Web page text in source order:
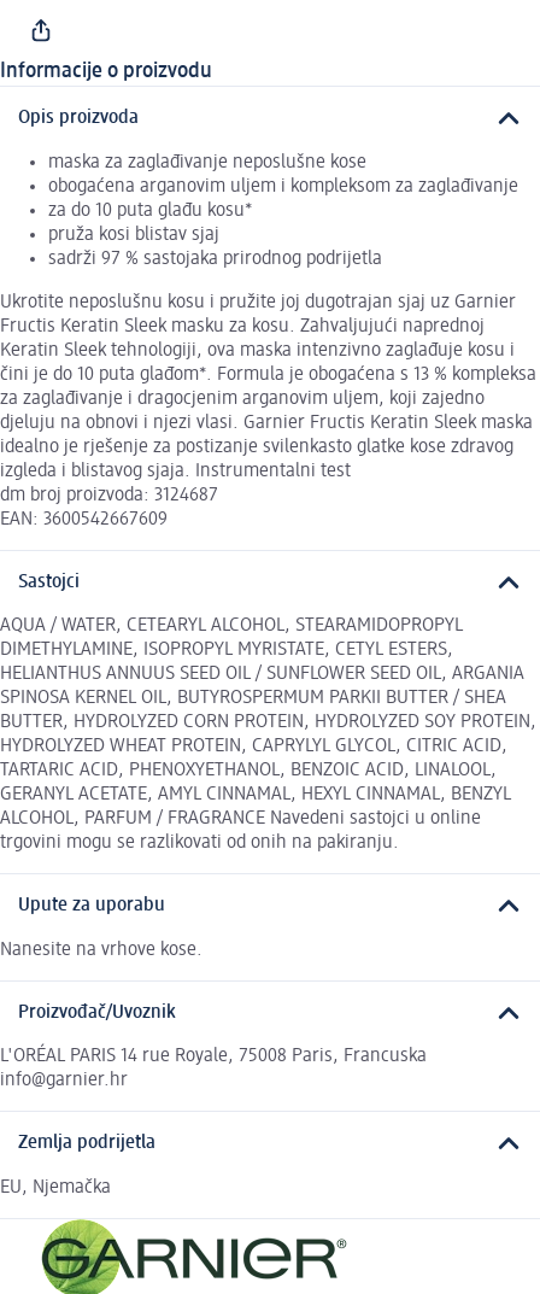
Informacije o proizvodu
Opis proizvoda
maska za zaglađivanje neposlušne kose
obogaćena arganovim uljem i kompleksom za zaglađivanje
za do 10 puta glađu kosu*
pruža kosi blistav sjaj
sadrži 97 % sastojaka prirodnog podrijetla
Ukrotite neposlušnu kosu i pružite joj dugotrajan sjaj uz Garnier
Fructis Keratin Sleek masku za kosu. Zahvaljujući naprednoj
Keratin Sleek tehnologiji, ova maska intenzivno zaglađuje kosu i
čini je do 10 puta glađom*. Formula je obogaćena s 13 % kompleksa
za zaglađivanje i dragocjenim arganovim uljem, koji zajedno
djeluju na obnovi i njezi vlasi. Garnier Fructis Keratin Sleek maska
idealno je rješenje za postizanje svilenkasto glatke kose zdravog
izgleda i blistavog sjaja. Instrumentalni test
dm broj proizvoda: 3124687
EAN: 3600542667609
Sastojci
AQUA / WATER, CETEARYL ALCOHOL, STEARAMIDOPROPYL
DIMETHYLAMINE, ISOPROPYL MYRISTATE, CETYL ESTERS,
HELIANTHUS ANNUUS SEED OIL / SUNFLOWER SEED OIL, ARGANIA
SPINOSA KERNEL OIL, BUTYROSPERMUM PARKII BUTTER / SHEA
BUTTER, HYDROLYZED CORN PROTEIN, HYDROLYZED SOY PROTEIN,
HYDROLYZED WHEAT PROTEIN, CAPRYLYL GLYCOL, CITRIC ACID,
TARTARIC ACID, PHENOXYETHANOL, BENZOIC ACID, LINALOOL,
GERANYL ACETATE, AMYL CINNAMAL, HEXYL CINNAMAL, BENZYL
ALCOHOL, PARFUM / FRAGRANCE Navedeni sastojci u online
trgovini mogu se razlikovati od onih na pakiranju.
Upute za uporabu
Nanesite na vrhove kose.
Proizvođač/Uvoznik
L'ORÉAL PARIS 14 rue Royale, 75008 Paris, Francuska
info@garnier.hr
Zemlja podrijetla
EU, Njemačka